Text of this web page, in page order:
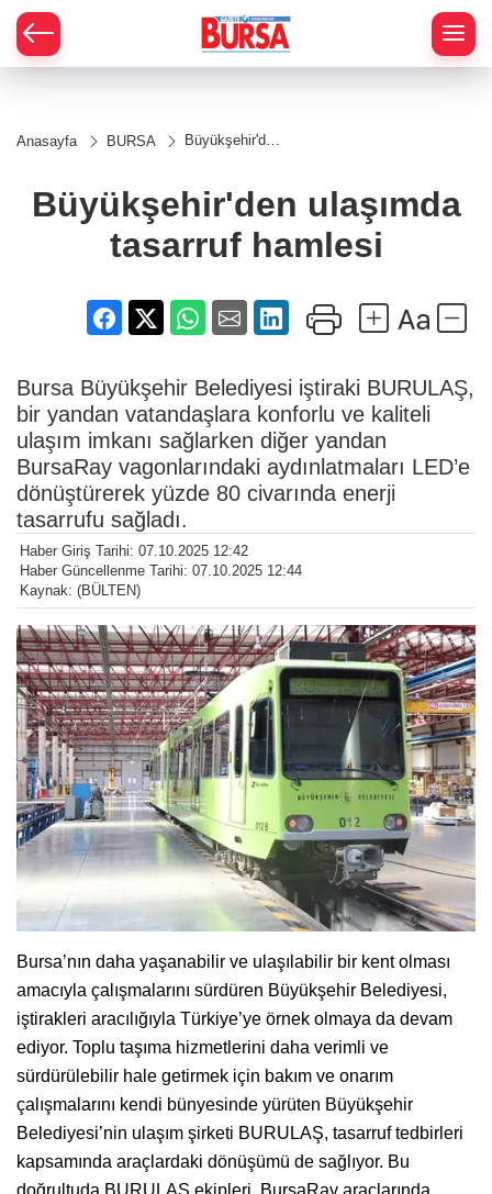
Anasayfa BURSA
Büyükşehir'den
hamlesi
Büyükşehir'den ulaşımda
tasarruf hamlesi
Bursa Büyükşehir Belediyesi iştiraki BURULAŞ,
bir yandan vatandaşlara konforlu ve kaliteli
ulaşım imkanı sağlarken diğer yandan
BursaRay vagonlarındaki aydınlatmaları LED’e
dönüştürerek yüzde 80 civarında enerji
tasarrufu sağladı.
Haber Giriş Tarihi: 07.10.2025 12:42
Haber Güncellenme Tarihi: 07.10.2025 12:44
Kaynak: (BÜLTEN)
Bursa’nın daha yaşanabilir ve ulaşılabilir bir kent olması
amacıyla çalışmalarını sürdüren Büyükşehir Belediyesi,
iştirakleri aracılığıyla Türkiye’ye örnek olmaya da devam
ediyor. Toplu taşıma hizmetlerini daha verimli ve
sürdürülebilir hale getirmek için bakım ve onarım
çalışmalarını kendi bünyesinde yürüten Büyükşehir
Belediyesi’nin ulaşım şirketi BURULAŞ, tasarruf tedbirleri
kapsamında araçlardaki dönüşümü de sağlıyor. Bu
doğrultuda BURULAŞ ekipleri, BursaRay araçlarında